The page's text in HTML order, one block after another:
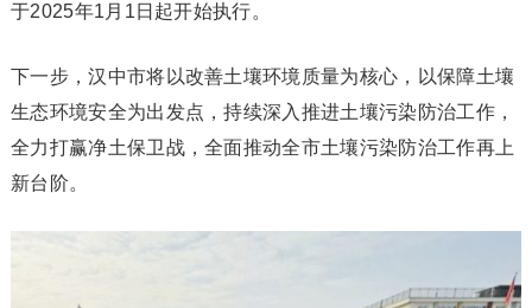
于2025年1月1日起开始执行。
下一步，汉中市将以改善土壤环境质量为核心，以保障土壤
生态环境安全为出发点，持续深入推进土壤污染防治工作，
全力打赢净土保卫战，全面推动全市土壤污染防治工作再上
新台阶。